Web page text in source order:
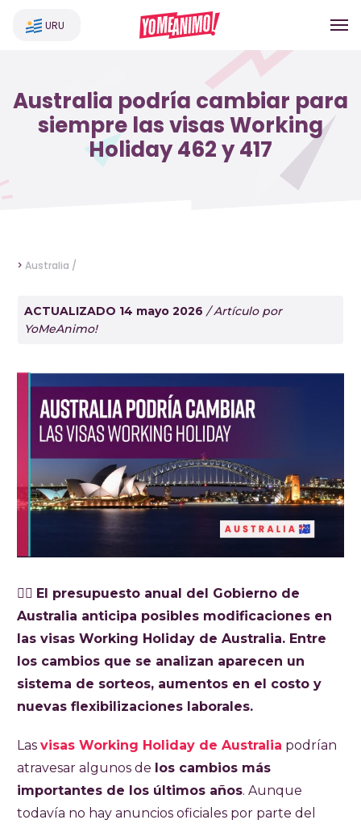
URU
Australia podría cambiar para
siempre las visas Working
Holiday 462 y 417
> Australia /
ACTUALIZADO 14 mayo 2026 / Artículo por
YoMeAnimo!
👉🏼 El presupuesto anual del Gobierno de
Australia anticipa posibles modificaciones en
las visas Working Holiday de Australia. Entre
los cambios que se analizan aparecen un
sistema de sorteos, aumentos en el costo y
nuevas flexibilizaciones laborales.
Las visas Working Holiday de Australia podrían
atravesar algunos de los cambios más
importantes de los últimos años. Aunque
todavía no hay anuncios oficiales por parte del